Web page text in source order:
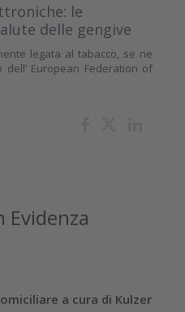
le
delle gengive
legata al tabacco, se ne
European Federation of
Evidenza
a cura di Kulzer